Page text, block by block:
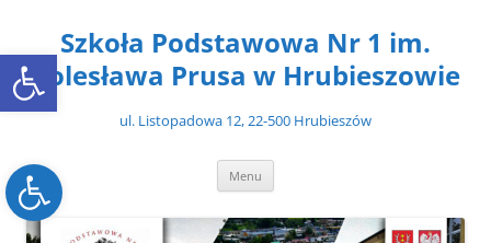
Open toolbar
Open toolbar
treściSzkoła Podstawowa Nr 1 im.
Bolesława Prusa w Hrubieszowie
ul. Listopadowa 12, 22-500 Hrubieszów
Menu